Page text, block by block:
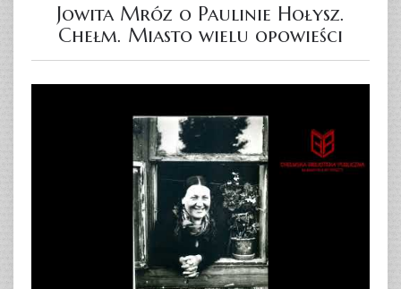
Jowita Mróz o Paulinie Hołysz.
Chełm. Miasto wielu opowieści